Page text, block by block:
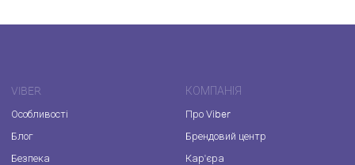
VIBER
Особливості
Блог
Безпека
КОМПАНІЯ
Про Viber
Брендовий центр
Кар'єра